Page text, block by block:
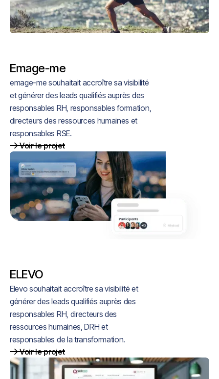
Emage-me
emage-me souhaitait accroître sa visibilité
et générer des leads qualifiés auprès des
responsables RH, responsables formation,
directeurs des ressources humaines et
responsables RSE.
Voir le projet
ELEVO
Elevo souhaitait accroître sa visibilité et
générer des leads qualifiés auprès des
responsables RH, directeurs des
ressources humaines, DRH et
responsables de la transformation.
Voir le projet